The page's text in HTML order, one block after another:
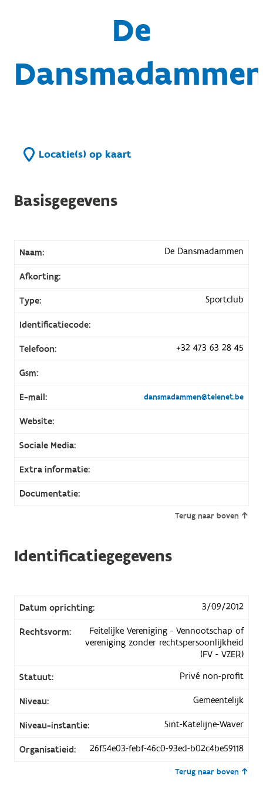
De
Locatie(s) op kaart
Basisgegevens
Naam: De Dansmadammen
Afkorting:
Type: Sportclub
Identificatiecode:
Telefoon: +32 473 63 28 45
Gsm:
E-mail: dansmadammen@telenet.be
Website:
Sociale Media:
Extra informatie:
Documentatie:
Terug naar boven
Identificatiegegevens
Datum oprichting: 3/09/2012
Rechtsvorm:
Feitelijke Vereniging - Vennootschap of
vereniging zonder rechtspersoonlijkheid
(FV - VZER)
Statuut:
Privé non-profit
Niveau: Gemeentelijk
Niveau-instantie: Sint-Katelijne-Waver
Organisatieid: 26f54e03-febf-46c0-93ed-b02c4be59118
Terug naar boven